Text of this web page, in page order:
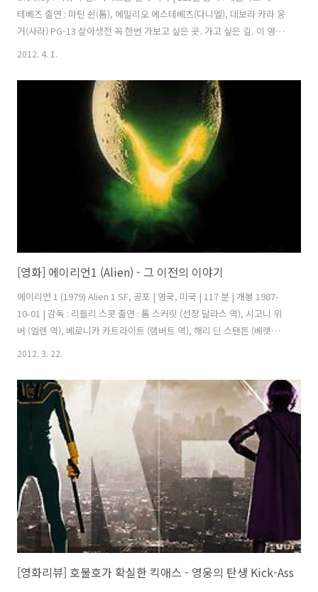
테베즈 출연 : 마틴 쉰(톰), 에밀리오 에스테베즈(다니엘), 데보라 카라 웅
거(사라) PG-13 살아생전 꼭 한번 가보고 싶은 곳. 가고 싶은 길. 이 영화
를 보고 난 후에 그 생각이 더욱 간절해졌다. 이 영화는 프랑스 피레네 생
"산티아고"까지 스페인 북서해안 800km의 여정을 그린 영화다. 실제로
촬영팀은 전체 거리의 절반에 약간 못미치는 350km를 직접 걸으며 자연
광으로만 촬영한 것으로 알려져 있다. 주인공으로 등장하는 "마틴쉰"은
독실한 카톨릭 신자로 이 영화에 참여했다. 영화의 목적은 순례를 증진시
킨다는 목적으로 만들어졌지만 종교적인 색깔..
2012. 4. 1.
[영화] 에이리언1 (Alien) - 그 이전의 이야기
에이리언 1 (1979) Alien 1 SF, 공포 | 영국, 미국 | 117 분 | 개봉 1987-
10-01 | 감독 : 리들리 스콧 출연 : 톰 스커릿 (선장 달라스 역), 시고니 위
버 (엘렌 역), 베로니카 카트라이트 (램버트 역), 해리 딘 스탠튼 (베렛
역), 존 허트 (케인 역) 에이리언이라는 영화는 독특한 영화에 속한다. 일
어온 악당같은 존재로 부각된다. 그렇게 쳐들어온 외계 종족에 맞서 지구
인들은 개고생을 하며 물리치기 급급하고, 결국 외계인을 물리친다는 얘
기가 주를 이룬다. 물론, 아주 드문 예로 "디스트릭트9"처럼 우주 거지
같은 외계인이 존재하기도 한다. 그에 비해 에일리언은 우리가 외계인이
되어 외계 생명체를 공격한다..
2012. 3. 22.
[영화리뷰] 호불호가 확실한 킥애스 - 영웅의 탄생 Kick-Ass